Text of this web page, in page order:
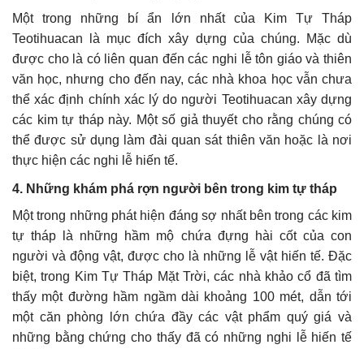
Một trong những bí ẩn lớn nhất của Kim Tự Tháp
Teotihuacan là mục đích xây dựng của chúng. Mặc dù
được cho là có liên quan đến các nghi lễ tôn giáo và thiên
văn học, nhưng cho đến nay, các nhà khoa học vẫn chưa
thể xác định chính xác lý do người Teotihuacan xây dựng
các kim tự tháp này. Một số giả thuyết cho rằng chúng có
thể được sử dụng làm đài quan sát thiên văn hoặc là nơi
thực hiện các nghi lễ hiến tế.
4. Những khám phá rợn người bên trong kim tự tháp
Một trong những phát hiện đáng sợ nhất bên trong các kim
tự tháp là những hầm mộ chứa đựng hài cốt của con
người và động vật, được cho là những lễ vật hiến tế. Đặc
biệt, trong Kim Tự Tháp Mặt Trời, các nhà khảo cổ đã tìm
thấy một đường hầm ngầm dài khoảng 100 mét, dẫn tới
một căn phòng lớn chứa đầy các vật phẩm quý giá và
những bằng chứng cho thấy đã có những nghi lễ hiến tế